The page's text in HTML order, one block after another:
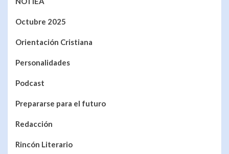
Octubre 2025
Orientación Cristiana
Personalidades
Podcast
Prepararse para el futuro
Redacción
Rincón Literario